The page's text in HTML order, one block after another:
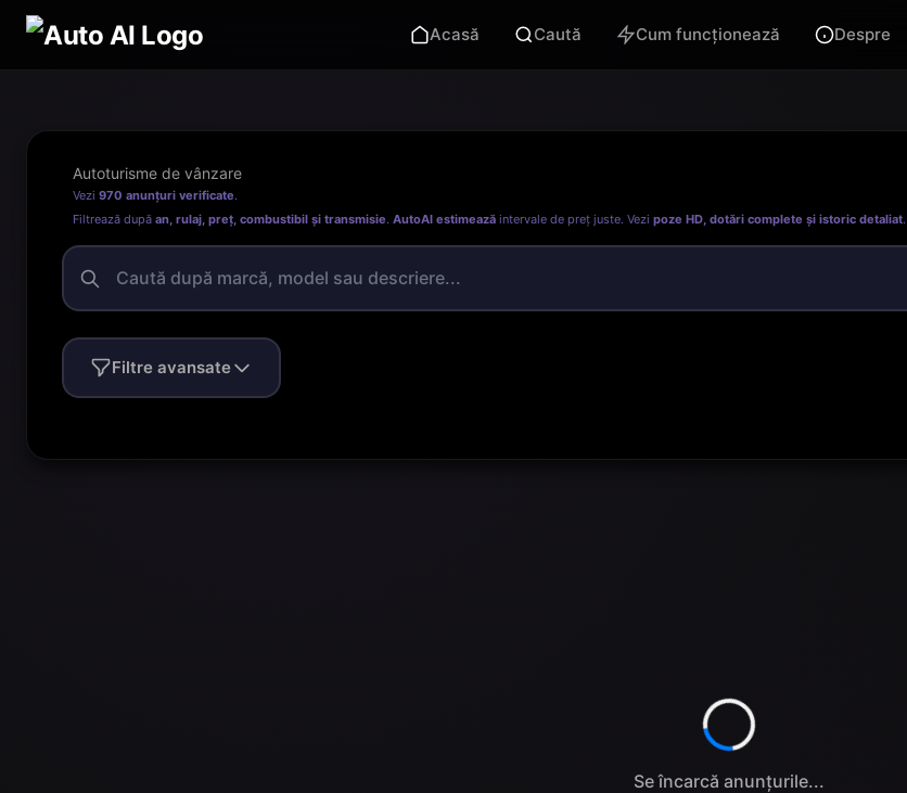
Acasă Caută Cum funcționează Despre
Autoturisme de vânzare
Vezi 970 anunțuri verificate.
Filtrează după an, rulaj, preț, combustibil și transmisie. AutoAI estimează intervale de preț juste. Vezi poze HD, dotări complete și istoric detaliat.
Filtre avansate
Se încarcă anunțurile...